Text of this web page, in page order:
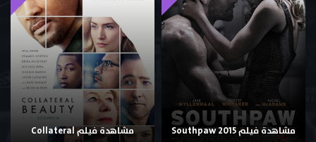
مشاهدة فيلم Southpaw 2015
مشاهدة فيلم Collateral